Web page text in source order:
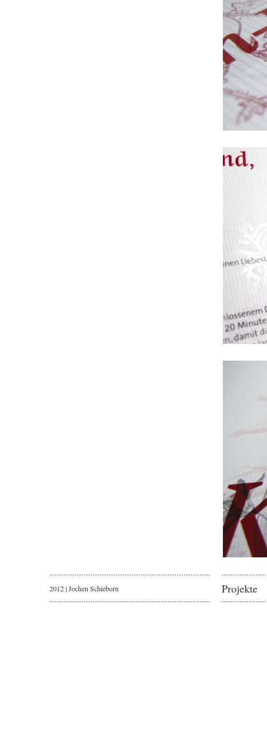
2012 |Jochen Schieborn Projekte